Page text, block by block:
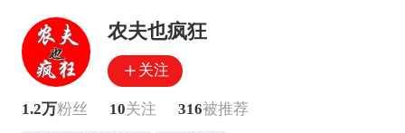
农夫也疯狂
关注
1.2万粉丝 10关注 316被推荐